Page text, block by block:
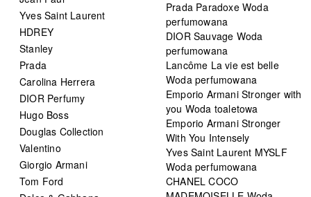
Yves Saint Laurent
HDREY
Stanley
Prada
Carolina Herrera
DIOR Perfumy
Hugo Boss
Douglas Collection
Valentino
Giorgio Armani
Tom Ford
Prada Paradoxe Woda
perfumowana
DIOR Sauvage Woda
perfumowana
Lancôme La vie est belle
Woda perfumowana
Emporio Armani Stronger with
you Woda toaletowa
Emporio Armani Stronger
With You Intensely
Yves Saint Laurent MYSLF
Woda perfumowana
CHANEL COCO